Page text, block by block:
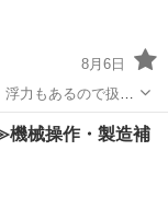
8月6日
力もあるので扱い
ば少し離れてても
ていますが、ノーズ
ード
械操作・製造補